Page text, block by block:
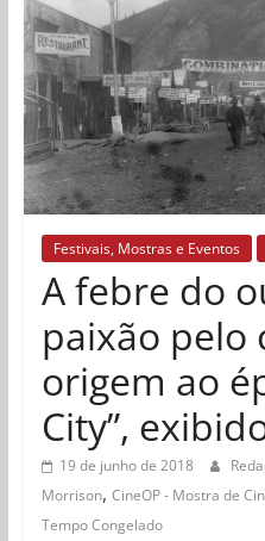
Festivais, Mostras e Eventos
A febre do
paixão pelo
origem ao
City”,
19 de junho de 2018
Morrison, CineOP - Mostra de
Tempo Congelado